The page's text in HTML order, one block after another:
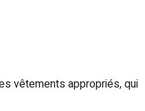
vêtements appropriés, qui